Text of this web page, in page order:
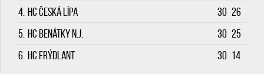
4. HC Česká Lípa 30 26
5. HC Benátky n.J. 30 25
6. HC Frýdlant 30 14